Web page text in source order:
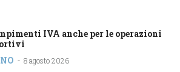
IVA anche per le operazioni
- 8 agosto 2026